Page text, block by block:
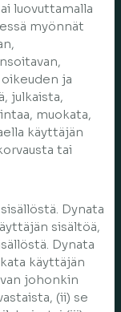
luovuttamalla
myönnät
ja
julkaista,
muokata,
käyttäjän
tai
Dynata
sisältöä,
Dynata
käyttäjän
johonkin
(ii) se